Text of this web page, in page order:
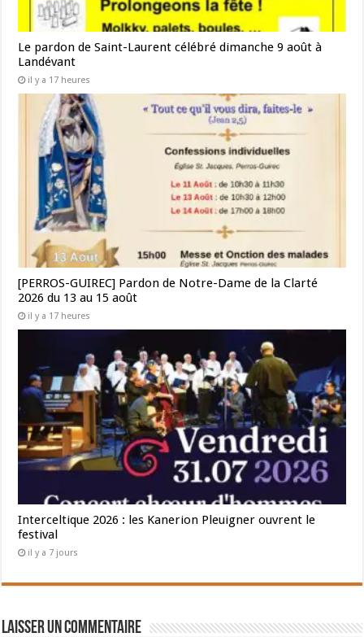
Le pardon de Saint-Laurent célébré dimanche 9 août à
Landévant
il y a 17 heures
[PERROS-GUIREC] Pardon de Notre-Dame de la Clarté
2026 du 13 au 15 août
il y a 17 heures
Interceltique 2026 : les Kanerion Pleuigner ouvrent le
festival
il y a 7 jours
Laisser un commentaire